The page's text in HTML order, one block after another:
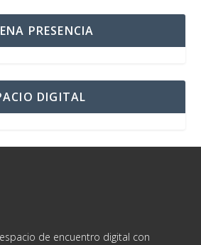
PRESENCIA
DIGITAL
de encuentro digital con